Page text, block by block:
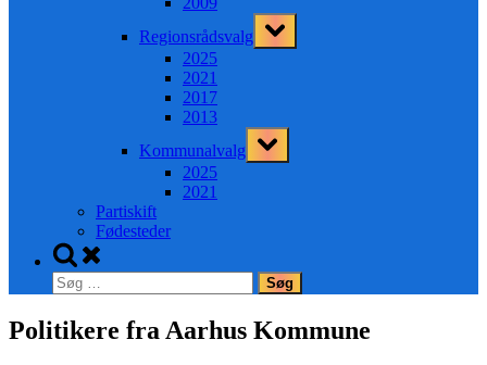
Regionsrådsvalg
Toggle
sub-
2025
2021
2017
2013
Kommunalvalg
Toggle
sub-
2025
2021
Partiskift
Fødesteder
Toggle
search
form
Søg
efter:
Politikere fra Aarhus Kommune